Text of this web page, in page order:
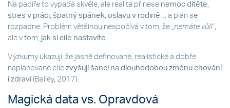
Na papíře to vypadá skvěle, ale realita přinese nemoc dítěte,
stres v práci, špatný spánek, oslavu v rodině… a plán se
rozpadne. Problém většinou nespočívá v tom, že „nemáte vůli“,
ale v tom, jak si cíle nastavíte.
Výzkumy ukazují, že jasně definované, realistické a dobře
naplánované cíle zvyšují šanci na dlouhodobou změnu chování
i zdraví (Bailey, 2017).
Magická data vs. Opravdová